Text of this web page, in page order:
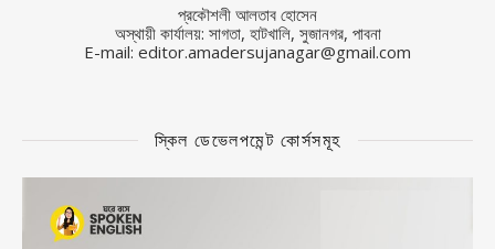
প্রকৌশলী আলতাব হোসেন
অস্থায়ী কার্যালয়: সাগতা, হাটখালি, সুজানগর, পাবনা
E-mail: editor.amadersujanagar@gmail.com
স্কিল ডেভেলপমেন্ট কোর্সসমূহ